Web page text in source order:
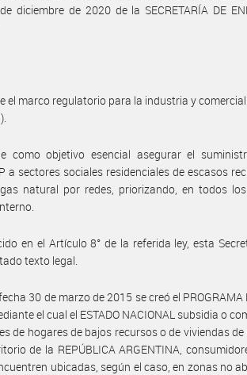
diciembre de 2020 de la SECRETARÍA DE
el marco regulatorio para la industria y
como objetivo esencial asegurar el
a sectores sociales residenciales de escasos
natural por redes, priorizando, en todos
en el Artículo 8° de la referida ley, esta
texto legal.
30 de marzo de 2015 se creó el PROGRAMA
el cual el ESTADO NACIONAL subsidia o
de hogares de bajos recursos o de viviendas de
de la REPÚBLICA ARGENTINA,
ubicadas, según el caso, en zonas no